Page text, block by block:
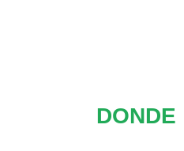
DONDE